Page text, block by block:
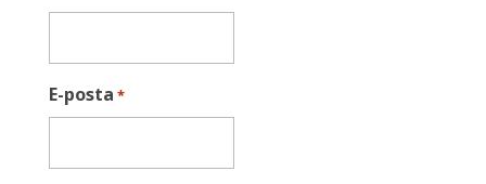
E-posta *